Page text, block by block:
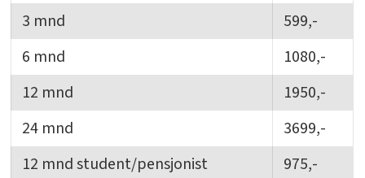
3 mnd
599,-
6 mnd
1080,-
12 mnd
1950,-
24 mnd
3699,-
12 mnd student/pensjonist
975,-